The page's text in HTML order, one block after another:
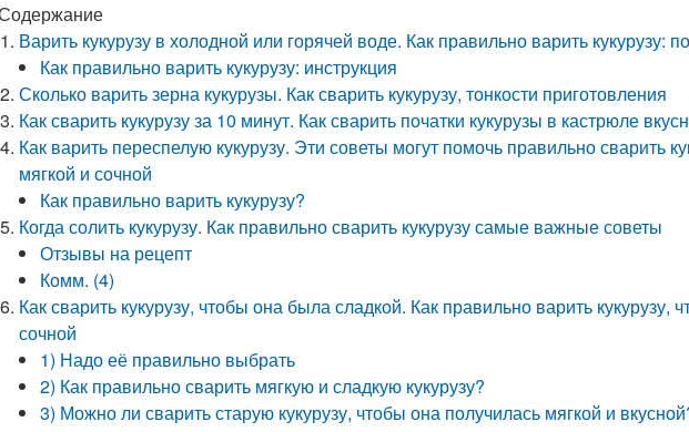
Варить кукурузу в холодной или горячей воде. Как правильно варить кукурузу:
Как правильно варить кукурузу: инструкция
Сколько варить зерна кукурузы. Как сварить кукурузу, тонкости приготовления
Как сварить кукурузу за 10 минут. Как сварить початки кукурузы в кастрюле
Как варить переспелую кукурузу. Эти советы могут помочь правильно сварить
мягкой и сочной
Как правильно варить кукурузу?
Когда солить кукурузу. Как правильно сварить кукурузу самые важные советы
Отзывы на рецепт
Комм. (4)
Как сварить кукурузу, чтобы она была сладкой. Как правильно варить кукурузу,
сочной
1) Надо её правильно выбрать
2) Как правильно сварить мягкую и сладкую кукурузу?
3) Можно ли сварить старую кукурузу, чтобы она получилась мягкой и